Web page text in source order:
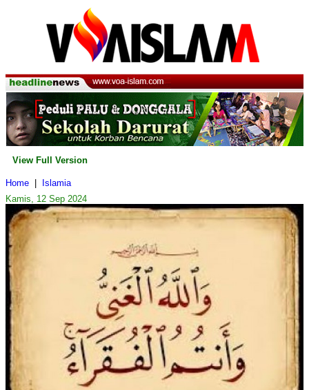
View Full Version
Home
Islamia
Kamis, 12 Sep 2024